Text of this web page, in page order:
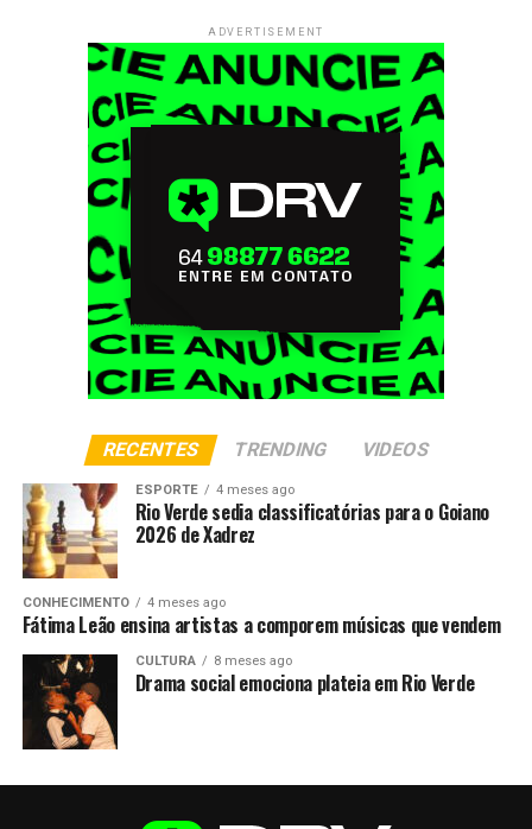
ADVERTISEMENT
RECENTES TRENDING VIDEOS
ESPORTE 4 meses ago
Rio Verde sedia classificatórias para o Goiano
2026 de Xadrez
CONHECIMENTO 4 meses ago
Fátima Leão ensina artistas a comporem músicas que vendem
CULTURA 8 meses ago
Drama social emociona plateia em Rio Verde